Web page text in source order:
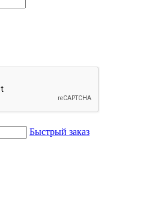
Быстрый заказ